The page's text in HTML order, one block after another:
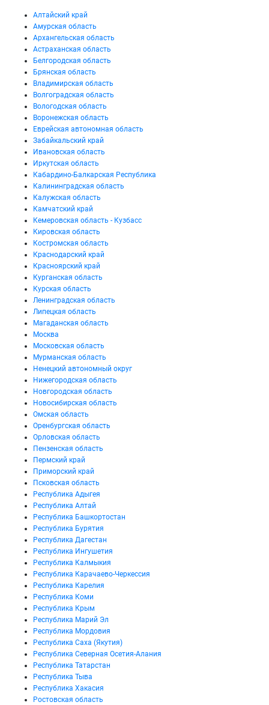
Алтайский край
Амурская область
Архангельская область
Астраханская область
Белгородская область
Брянская область
Владимирская область
Волгоградская область
Вологодская область
Воронежская область
Еврейская автономная область
Забайкальский край
Ивановская область
Иркутская область
Кабардино-Балкарская Республика
Калининградская область
Калужская область
Камчатский край
Кемеровская область - Кузбасс
Кировская область
Костромская область
Краснодарский край
Красноярский край
Курганская область
Курская область
Ленинградская область
Липецкая область
Магаданская область
Москва
Московская область
Мурманская область
Ненецкий автономный округ
Нижегородская область
Новгородская область
Новосибирская область
Омская область
Оренбургская область
Орловская область
Пензенская область
Пермский край
Приморский край
Псковская область
Республика Адыгея
Республика Алтай
Республика Башкортостан
Республика Бурятия
Республика Дагестан
Республика Ингушетия
Республика Калмыкия
Республика Карачаево-Черкессия
Республика Карелия
Республика Коми
Республика Крым
Республика Марий Эл
Республика Мордовия
Республика Саха (Якутия)
Республика Северная Осетия-Алания
Республика Татарстан
Республика Тыва
Республика Хакасия
Ростовская область